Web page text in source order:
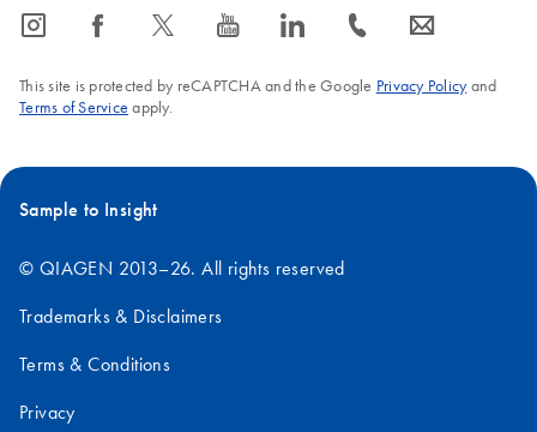
icon_0065_instagram-s icon_0064_facebook-s icon_0340_cc_gen_x-s icon_0077_youtube-s icon_0066_linkedin-s icon_0072_phone-s icon_0063_envelope-s
This site is protected by reCAPTCHA and the Google Privacy Policyand
Terms of Service apply.
Sample to Insight
© QIAGEN 2013–26. All rights reserved
Trademarks & Disclaimers
Terms & Conditions
Privacy